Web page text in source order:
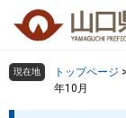
の
頭
ー
飛
組織で探す
現在地 トップページ >
年10月